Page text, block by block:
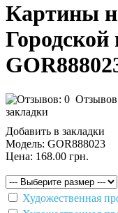
Картины
закладки
Добавить в закладки
Модель: GOR888023
Цена: 168.00 грн.
Художественная